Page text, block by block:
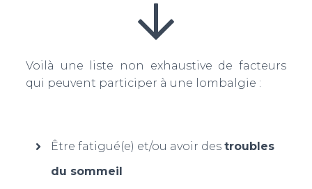
Voilà une liste non exhaustive de facteurs
qui peuvent participer à une lombalgie :
Être fatigué(e) et/ou avoir des troubles
du sommeil